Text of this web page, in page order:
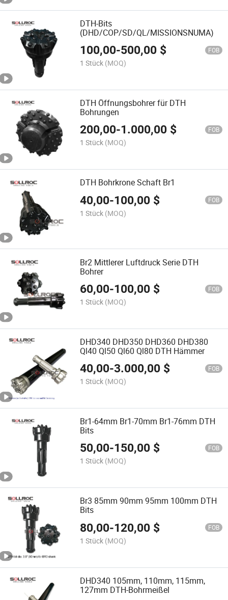
DTH-Bits
(DHD/COP/SD/QL/MISSIONSNUMA)
100,00-500,00 $ FOB
1 Stück (MOQ)
DTH Öffnungsbohrer für DTH
Bohrungen
200,00-1.000,00 $ FOB
1 Stück (MOQ)
DTH Bohrkrone Schaft Br1
40,00-100,00 $ FOB
1 Stück (MOQ)
Br2 Mittlerer Luftdruck Serie DTH
Bohrer
60,00-100,00 $ FOB
1 Stück (MOQ)
DHD340 DHD350 DHD360 DHD380
Ql40 Ql50 Ql60 Ql80 DTH Hämmer
40,00-3.000,00 $ FOB
1 Stück (MOQ)
Br1-64mm Br1-70mm Br1-76mm DTH
Bits
50,00-150,00 $ FOB
1 Stück (MOQ)
Br3 85mm 90mm 95mm 100mm DTH
Bits
80,00-120,00 $ FOB
1 Stück (MOQ)
DHD340 105mm, 110mm, 115mm,
127mm DTH-Bohrmeißel